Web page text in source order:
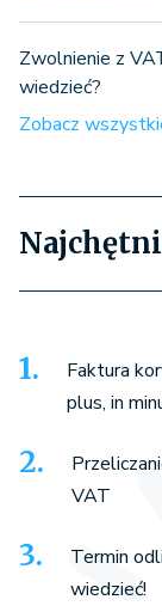
Zwolnienie z
wiedzieć?
Zobacz
Faktura
plus, in
VAT
Termin
wiedzieć!